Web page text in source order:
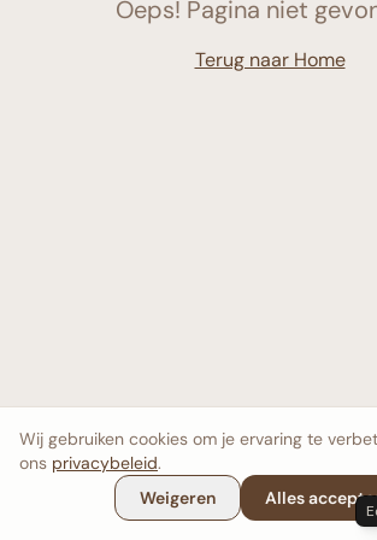
Oeps! Pagina niet
Terug naar Home
Wij gebruiken cookies om je ervaring te
ons privacybeleid.
Weigeren
Alles